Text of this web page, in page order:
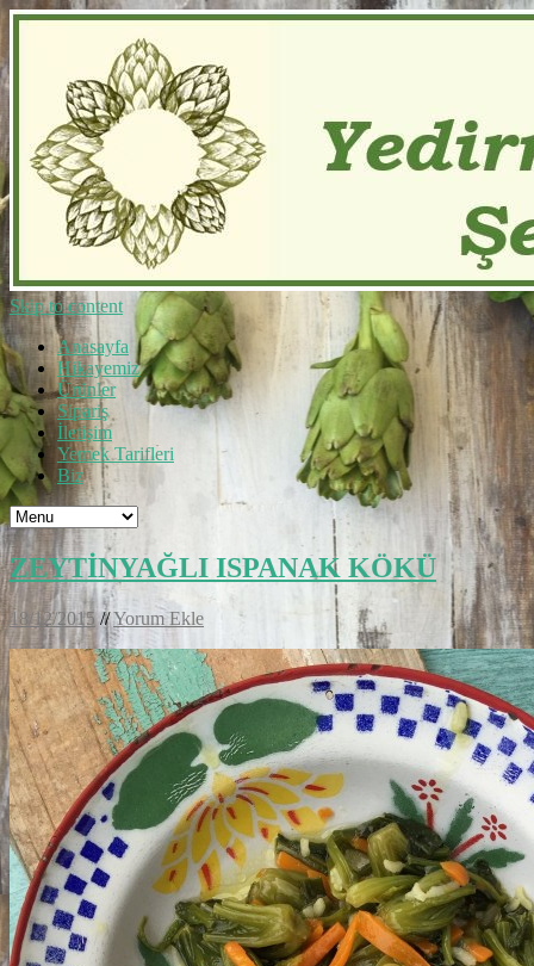
Skip to content
Anasayfa
Hikayemiz
Ürünler
Sipariş
İletişim
Yemek Tarifleri
Biz
ZEYTİNYAĞLI ISPANAK KÖKÜ
18/12/2015//Yorum Ekle